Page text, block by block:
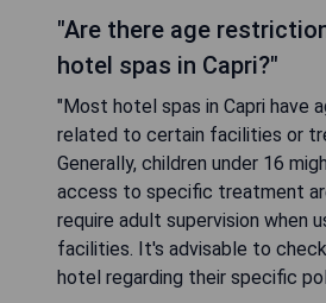
"Are there age
hotel spas in Capri?"
"Most hotel spas in Capri have
related to certain facilities or
Generally, children under 16
access to specific treatment
require adult supervision when
facilities. It's advisable to
hotel regarding their specific